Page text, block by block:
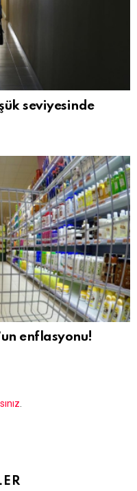
seviyesinde
enflasyonu!
.